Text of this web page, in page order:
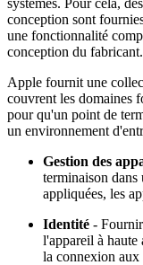
conception sont
une fonctionnalité
conception du fabricant.
Apple fournit une
couvrent les domaines
pour qu'un point de
un environnement
Gestion des
terminaison dans
appliquées, les
Identité -
l'appareil à haute
la connexion aux